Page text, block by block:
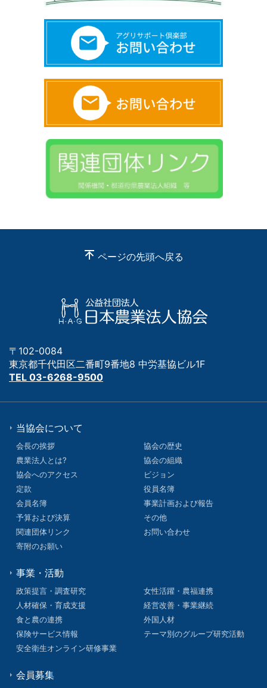
ページの先頭へ戻る
〒102-0084
東京都千代田区二番町9番地8 中労基協ビル1F
TEL 03-6268-9500
当協会について
会長の挨拶
協会の歴史
農業法人とは?
協会の組織
協会へのアクセス
ビジョン
定款
役員名簿
会員名簿
事業計画および報告
予算および決算
その他
関連団体リンク
お問い合わせ
寄附のお願い
事業・活動
政策提言・調査研究
女性活躍・農福連携
人材確保・育成支援
経営改善・事業継続
食と農の連携
外国人材
保険サービス情報
テーマ別のグループ研究活動
安全衛生オンライン研修事業
会員募集